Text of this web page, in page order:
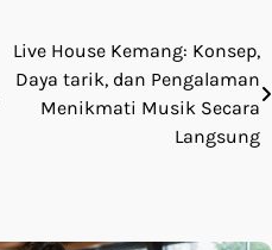
Live House Kemang: Konsep,
Daya tarik, dan Pengalaman
Menikmati Musik Secara
Langsung